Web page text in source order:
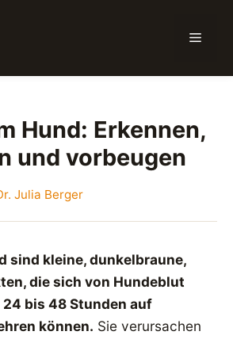
Menü
Hund: Erkennen,
und vorbeugen
Julia Berger
sind kleine, dunkelbraune,
die sich von Hundeblut
bis 48 Stunden auf
können. Sie verursachen